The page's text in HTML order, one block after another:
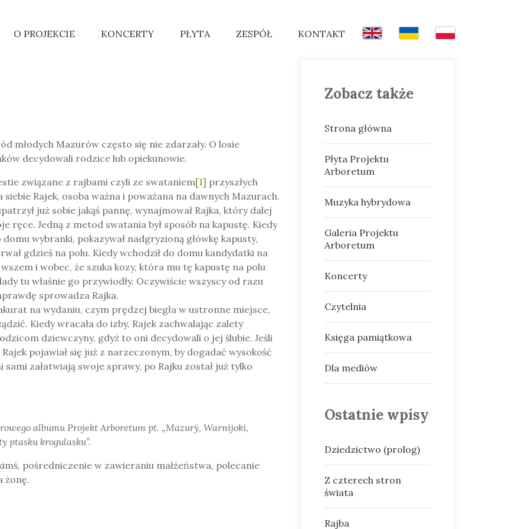
O PROJEKCIE KONCERTY PŁYTA ZESPÓŁ KONTAKT
młodych Mazurów często się nie zdarzały. O losie
decydowali rodzice lub opiekunowie.
związane z rajbami czyli ze swataniem[1] przyszłych
siebie Rajek, osoba ważna i poważana na dawnych Mazurach.
już sobie jakąś pannę, wynajmował Rajka, który dalej
ręce. Jedną z metod swatania był sposób na kapustę. Kiedy
domu wybranki, pokazywał nadgryzioną główkę kapusty,
gdzieś na polu. Kiedy wchodził do domu kandydatki na
i wobec, że szuka kozy, która mu tę kapustę na polu
tu właśnie go przywiodły. Oczywiście wszyscy od razu
sprowadza Rajka.
na wydaniu, czym prędzej biegła w ustronne miejsce,
Kiedy wracała do izby, Rajek zachwalając zalety
dziewczyny, gdyż to oni decydowali o jej ślubie. Jeśli
pojawiał się już z narzeczonym, by dogadać wysokość
załatwiają swoje sprawy, po Rajku został już tylko
albumu Projekt Arboretum pt. „Mazurÿ, Warnijoki,
ptasku krogulasku”.
pośredniczenie w zawieraniu małżeństwa, polecanie
żonę.
Zobacz także
Strona główna
Płyta Projektu
Arboretum
Muzyka hybrydowa
Galeria Projektu
Arboretum
Koncerty
Czytelnia
Księga pamiątkowa
Dla mediów
Ostatnie wpisy
Dziedzictwo (prolog)
Z czterech stron
świata
Rajba